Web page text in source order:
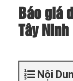
Báo giá
Tây Ninh
Nội